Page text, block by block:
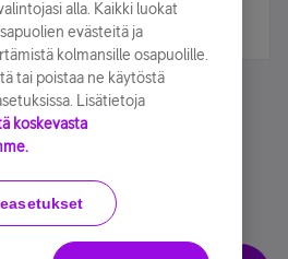
Accessibility statement
alla. Kaikki luokat
evästeitä ja
kolmansille osapuolille.
tai poistaa ne käytöstä
Lisätietoja
koskevasta